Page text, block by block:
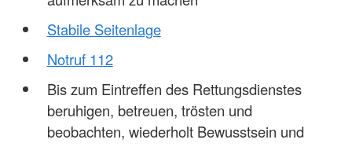
Stabile Seitenlage
Notruf 112
Bis zum Eintreffen des Rettungsdienstes
beruhigen, betreuen, trösten und
beobachten, wiederholt Bewusstsein und